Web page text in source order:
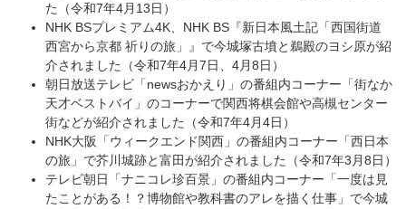
た（令和7年4月13日）
NHK BSプレミアム4K、NHK BS『新日本風土記「西国街道
西宮から京都 祈りの旅」』で今城塚古墳と鵜殿のヨシ原が紹
介されました（令和7年4月7日、4月8日）
朝日放送テレビ「newsおかえり」の番組内コーナー「街なか
天才ベストバイ」のコーナーで関西将棋会館や高槻センター
街などが紹介されました（令和7年4月4日）
NHK大阪「ウィークエンド関西」の番組内コーナー「西日本
の旅」で芥川城跡と富田が紹介されました（令和7年3月8日）
テレビ朝日「ナニコレ珍百景」の番組内コーナー「一度は見
たことがある！？博物館や教科書のアレを描く仕事」で今城